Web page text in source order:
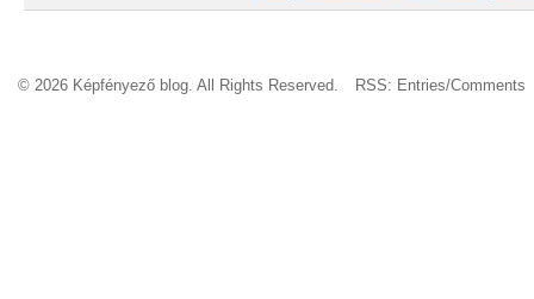
© 2026 Képfényező blog. All Rights Reserved. RSS: Entries/Comments